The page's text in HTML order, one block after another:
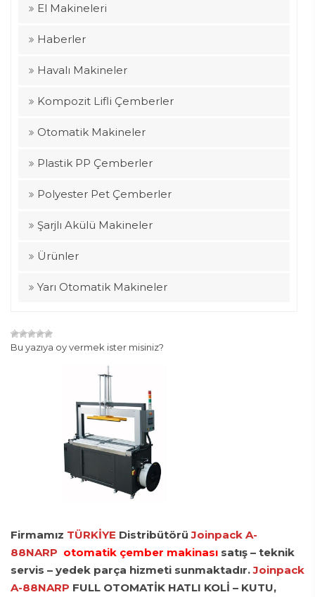
El Makineleri
Haberler
Havalı Makineler
Kompozit Lifli Çemberler
Otomatik Makineler
Plastik PP Çemberler
Polyester Pet Çemberler
Şarjlı Akülü Makineler
Ürünler
Yarı Otomatik Makineler
Bu yazıya oy vermek ister misiniz?
Firmamız TÜRKİYE DistribütörüJoinpack A-
88NARP otomatik çember makinası satış – teknik
servis – yedek parça hizmeti sunmaktadır. Joinpack
A-88NARP FULL OTOMATİK HATLI KOLİ – KUTU,